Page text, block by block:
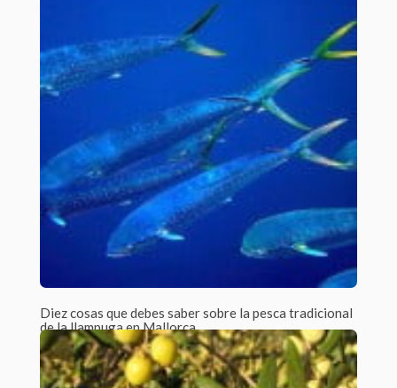
cesta de Navidad ecológica que nos...
Diez cosas que debes saber sobre la pesca tradicional
de la llampuga en Mallorca
Por Javier Tejera /6 Comments
La llampuga es un pescado de gran tradición en la isla de